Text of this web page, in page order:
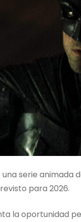
serie
para 2026.
la oportunidad